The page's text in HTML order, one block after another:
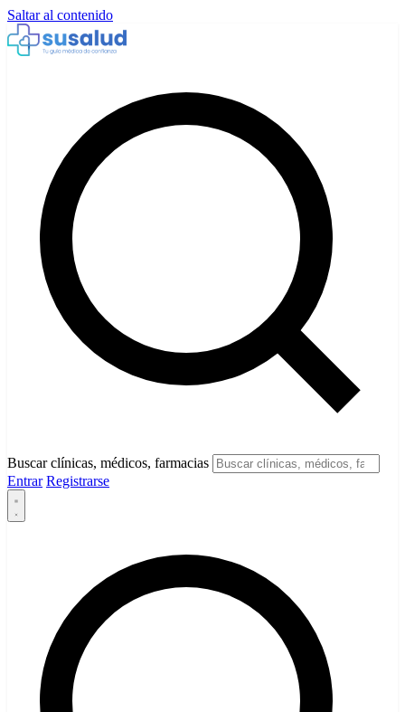
Saltar al contenido
Buscar clínicas, médicos, farmacias
Entrar Registrarse